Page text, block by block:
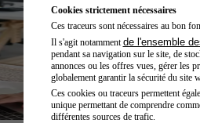
Cookies strictement nécessaires
Ces traceurs sont nécessaires au bon
Il s'agit notamment de l'ensemble
pendant sa navigation sur le site, de
annonces ou les offres vues, gérer les
globalement garantir la sécurité du site
Ces cookies ou traceurs permettent
unique permettant de comprendre
différentes sources de trafic.